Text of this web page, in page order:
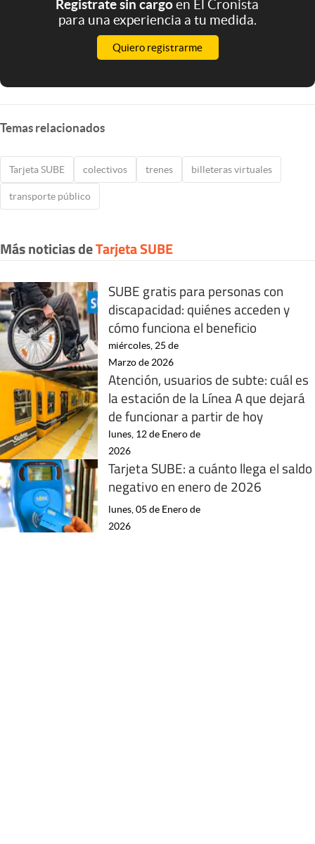
Registrate sin cargoen El Cronista
para una experiencia a tu medida.
Quiero registrarme
Temas relacionados
Tarjeta SUBE colectivos trenes billeteras virtuales
transporte público
Más noticias deTarjeta SUBE
SUBE gratis para personas con
discapacidad: quiénes acceden y
cómo funciona el beneficio
miércoles, 25 de
Marzo de 2026
Atención, usuarios de subte: cuál es
la estación de la Línea A que dejará
de funcionar a partir de hoy
lunes, 12 de Enero de
2026
Tarjeta SUBE: a cuánto llega el saldo
negativo en enero de 2026
lunes, 05 de Enero de
2026